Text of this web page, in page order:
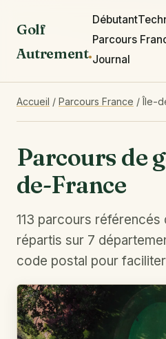
Golf
Autrement.
Débutant
Parcours
Journal
Accueil / Parcours France /Île-
Parcours de
de-France
113 parcours référencés
répartis sur 7
code postal pour